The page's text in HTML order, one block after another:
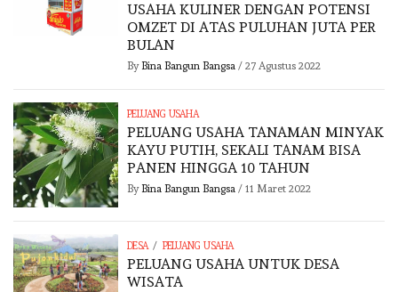
USAHA KULINER DENGAN POTENSI
OMZET DI ATAS PULUHAN JUTA PER
BULAN
By Bina Bangun Bangsa/ 27 Agustus 2022
PELUANG USAHA
PELUANG USAHA TANAMAN MINYAK
KAYU PUTIH, SEKALI TANAM BISA
PANEN HINGGA 10 TAHUN
By Bina Bangun Bangsa/ 11 Maret 2022
DESA / PELUANG USAHA
PELUANG USAHA UNTUK DESA
WISATA